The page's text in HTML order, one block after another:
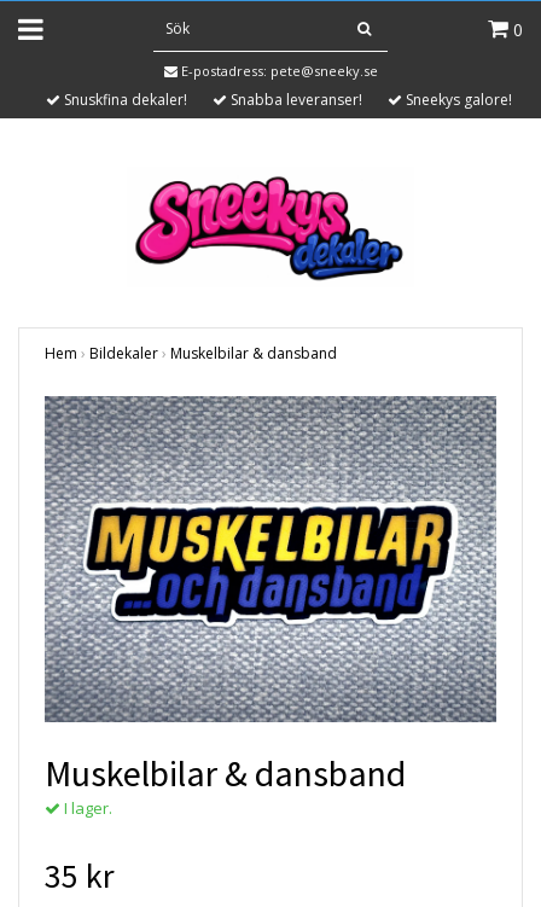
0
E-postadress: pete@sneeky.se
Snuskfina dekaler! Snabba leveranser! Sneekys galore!
Hem › Bildekaler› Muskelbilar & dansband
Muskelbilar & dansband
I lager.
35 kr